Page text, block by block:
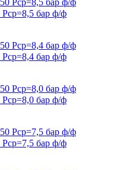
бар ф/ф
бар ф/ф
бар ф/ф
бар ф/ф